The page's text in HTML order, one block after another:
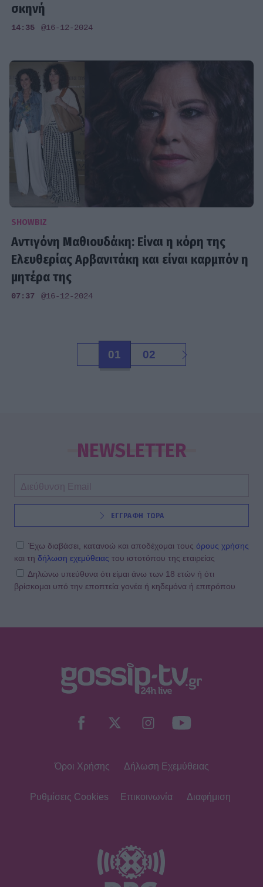
σκηνή
14:35 @16-12-2024
SHOWBIZ
Αντιγόνη Μαθιουδάκη: Είναι η κόρη της
Ελευθερίας Αρβανιτάκη και είναι καρμπόν η
μητέρα της
07:37 @16-12-2024
01 02
NEWSLETTER
ΕΓΓΡΑΦΗ ΤΩΡΑ
Έχω διαβάσει, κατανοώ και αποδέχομαι τους όρους χρήσης
και τη δήλωση εχεμύθειας του ιστοτόπου της εταιρείας
Δηλώνω υπεύθυνα ότι είμαι άνω των 18 ετών ή ότι
βρίσκομαι υπό την εποπτεία γονέα ή κηδεμόνα ή επιτρόπου
Όροι Χρήσης Δήλωση Εχεμύθειας
Ρυθμίσεις Cookies Επικοινωνία Διαφήμιση